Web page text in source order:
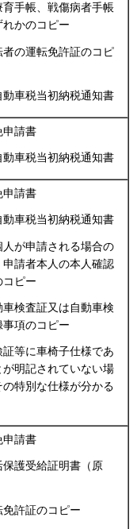
育手帳、戦傷病者手帳
れかのコピー
者の運転免許証のコピ
動車税当初納税通知書
申請書
動車税当初納税通知書
申請書
動車税当初納税通知書
人が申請される場合の
請者本人の本人確認
コピー
車検査証又は自動車検
事項のコピー
証等に車椅子仕様であ
が明記されていない場
の特別な仕様が分かる
申請書
保護受給証明書（原
免許証のコピー